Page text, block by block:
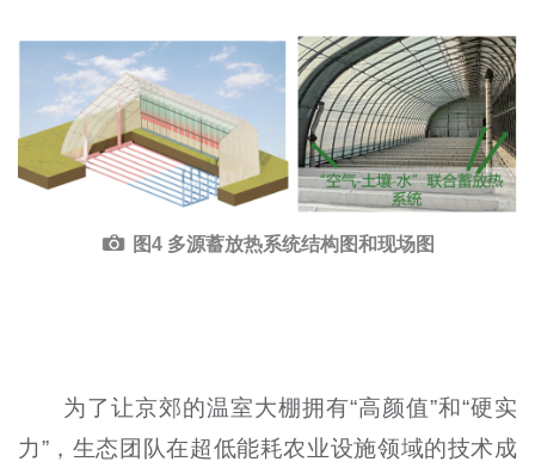
图4 多源蓄放热系统结构图和现场图
为了让京郊的温室大棚拥有“高颜值”和“硬实
力”，生态团队在超低能耗农业设施领域的技术成